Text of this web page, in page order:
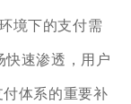
境下的支付需
快速渗透，用户
体系的重要补